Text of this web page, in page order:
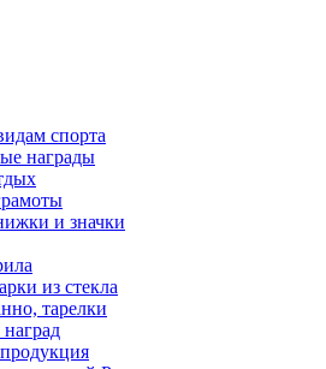
спорта
награды
и значки
из стекла
тарелки